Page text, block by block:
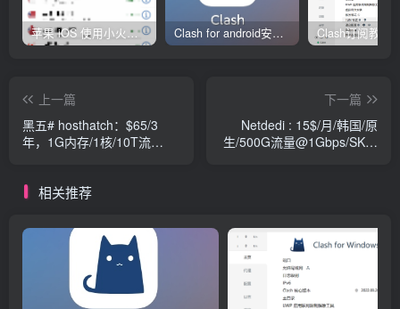
苹果 iOS 使用小火箭(shadowrocket)新手教程 Clash for android安卓客户端保姆级新手使用教程
上一篇
黑五# hosthatch：$65/3
年，1G内存/1核/10T流
下一篇
Netdedi : 15$/月/韩国/原
生/500G流量@1Gbps/SK机
相关推荐